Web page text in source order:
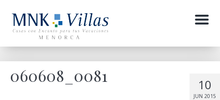
Menu
10
JUN 2015
060608_0081